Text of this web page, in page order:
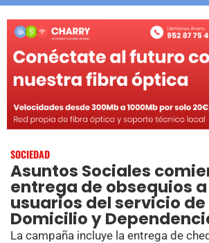
SOCIEDAD
Asuntos Sociales
entrega de obsequios
usuarios del servicio
Domicilio y
La campaña incluye la entrega de